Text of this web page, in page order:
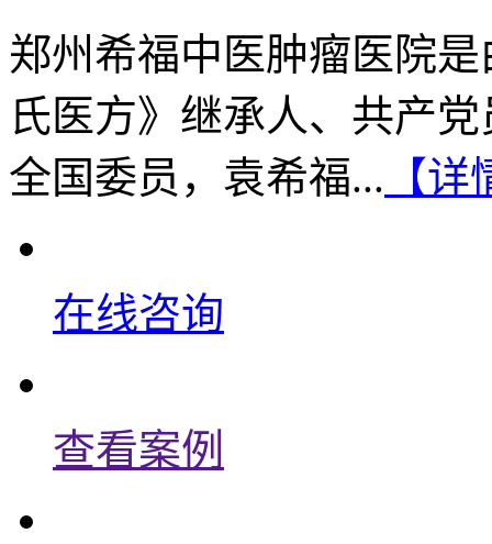
郑州希福中医肿瘤医院
氏医方》继承人、共产
全国委员，袁希福... 【
在线咨询
查看案例